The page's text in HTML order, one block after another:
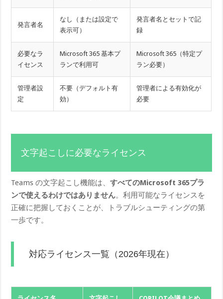
発言者名
なし（または設定で
表示可）
発言者名とセットで記
録
必要なラ
イセンス
Microsoft 365 基本プ
ランで利用可
Microsoft 365（特定プ
ラン必要）
管理者設
定
不要（デフォルト有
効）
管理者による有効化が
必要
文字起こしに必要なライセンス
Teams の文字起こし機能は、すべてのMicrosoft 365プラ
ンで使えるわけではありません。利用可能なライセンスを
正確に把握しておくことが、トラブルシューティングの第
一歩です。
対応ライセンス一覧（2026年現在）